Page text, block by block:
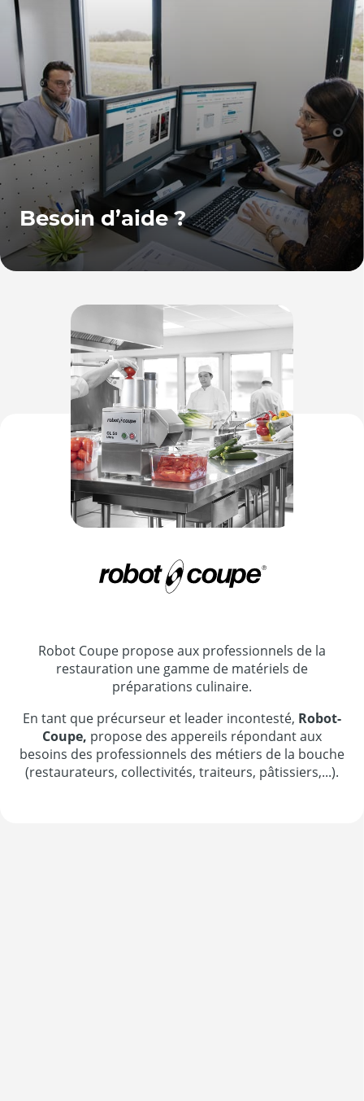
Besoin d’aide ?
Robot Coupe propose aux professionnels de la
restauration une gamme de matériels de
préparations culinaire.
En tant que précurseur et leader incontesté, Robot-
Coupe, propose des appereils répondant aux
besoins des professionnels des métiers de la bouche
(restaurateurs, collectivités, traiteurs, pâtissiers,...).